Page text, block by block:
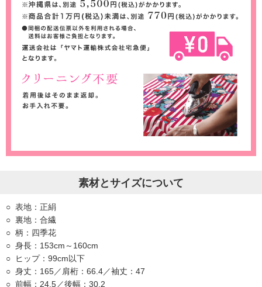
素材とサイズについて
表地：正絹
裏地：合繊
柄：四季花
身長：153cm～160cm
ヒップ：99cm以下
身丈：165／肩桁：66.4／袖丈：47
前幅：24.5／後幅：30.2